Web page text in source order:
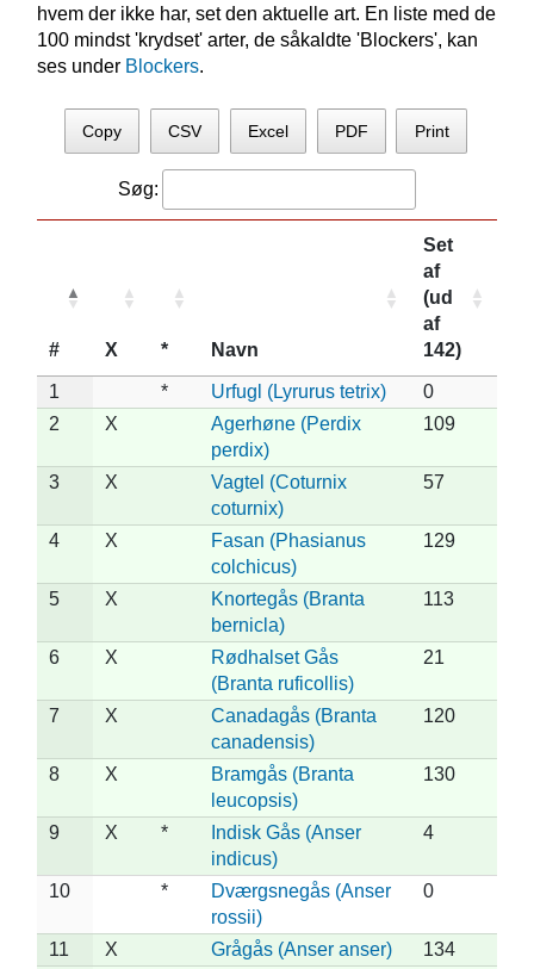
hvem der ikke har, set den aktuelle art. En liste med de
100 mindst 'krydset' arter, de såkaldte 'Blockers', kan
ses under Blockers.
Copy CSV Excel PDF Print
Søg:
# X * Navn
Set
af
(ud
af
142)
1 * Urfugl (Lyrurus tetrix)
0
2
X
Agerhøne (Perdix
perdix)
109
3 X
Vagtel (Coturnix
coturnix)
57
4 X
Fasan (Phasianus
colchicus)
129
5 X
Knortegås (Branta
bernicla)
113
6 X
Rødhalset Gås
(Branta ruficollis)
21
7 X
Canadagås (Branta
canadensis)
120
8 X
Bramgås (Branta
leucopsis)
130
9 X *
Indisk Gås (Anser
indicus)
4
10 *
Dværgsnegås (Anser
rossii)
0
11 X Grågås (Anser anser)
134